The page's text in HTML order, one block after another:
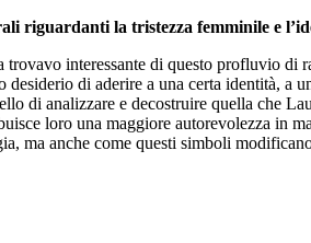
riguardanti la tristezza femminile e
interessante di questo profluvio
di aderire a una certa identità,
di analizzare e decostruire quella che
loro una maggiore autorevolezza in
ma anche come questi simboli